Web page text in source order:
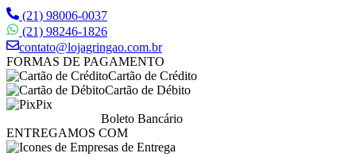
(21) 98006-0037
(21) 98246-1826
contato@lojagringao.com.br
FORMAS DE PAGAMENTO
Cartão de Crédito
Cartão de Débito
Pix
Boleto Bancário
ENTREGAMOS COM